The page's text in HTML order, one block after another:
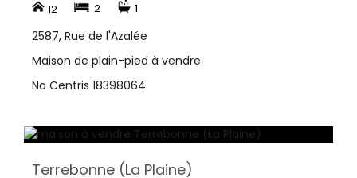
12 2 1
2587, Rue de l'Azalée
Maison de plain-pied à vendre
No Centris 18398064
Terrebonne (La Plaine)